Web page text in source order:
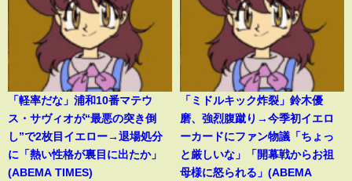
「軽率だな」浦和10番マテウ
ス・サヴィオが“最悪の突き倒
し”で2枚目イエロー→退場処分
に「熱い性格が裏目に出たか」
(ABEMA TIMES)
「ミドルキック炸裂」鈴木優
磨、強烈腹蹴り→今季初イエロ
ーカードにファン物議「ちょっ
と厳しいな」「開幕戦からお祖
母様に怒られる」(ABEMA